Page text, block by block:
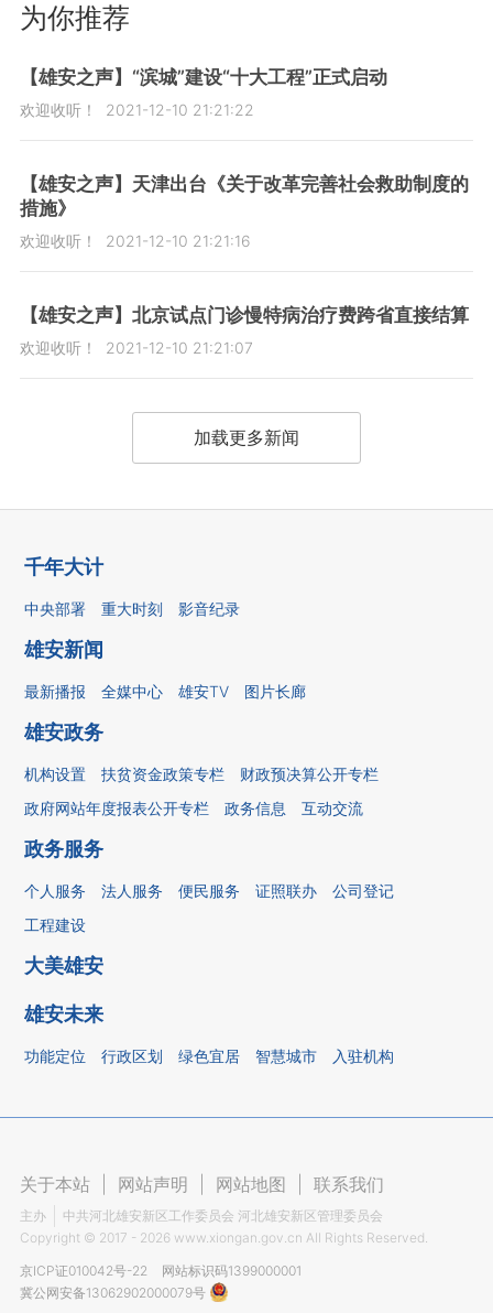
为你推荐
【雄安之声】“滨城”建设“十大工程”正式启动
欢迎收听！ 2021-12-10 21:21:22
【雄安之声】天津出台《关于改革完善社会救助制度的
措施》
欢迎收听！ 2021-12-10 21:21:16
【雄安之声】北京试点门诊慢特病治疗费跨省直接结算
欢迎收听！ 2021-12-10 21:21:07
加载更多新闻
千年大计
中央部署 重大时刻 影音纪录
雄安新闻
最新播报 全媒中心 雄安TV 图片长廊
雄安政务
机构设置 扶贫资金政策专栏
财政预决算公开专栏
政府网站年度报表公开专栏
政务信息 互动交流
政务服务
个人服务 法人服务 便民服务 证照联办
公司登记
工程建设
大美雄安
雄安未来
功能定位 行政区划 绿色宜居 智慧城市 入驻机构
关于本站 网站声明 网站地图 联系我们
主办
中共河北雄安新区工作委员会 河北雄安新区管理委员会
Copyright © 2017 - 2026 www.xiongan.gov.cn All Rights Reserved.
京ICP证010042号-22
网站标识码1399000001
冀公网安备13062902000079号